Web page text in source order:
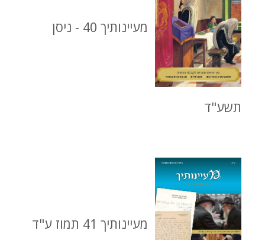
מעיינותיך 40 - ניסן
תשע"ד
מעיינותיך 41 תמוז ע"ד